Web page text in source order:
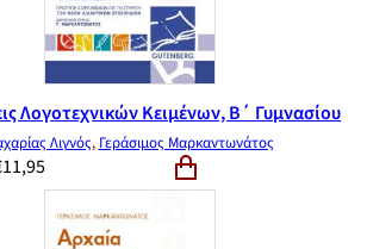
Λογοτεχνικών Κειμένων, Β΄ Γυμνασίου
Λιγνός, Γεράσιμος Μαρκαντωνάτος
11,95